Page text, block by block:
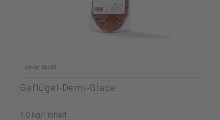
Art-Nr. 56403
Geflügel-Demi-Glace
1,0 kg/l Inhalt